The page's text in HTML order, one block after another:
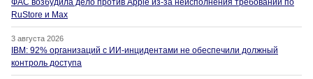
ФАС возбудила дело против Apple из-за неисполнения требований по
RuStore и Max
3 августа 2026
IBM: 92% организаций с ИИ-инцидентами не обеспечили должный
контроль доступа